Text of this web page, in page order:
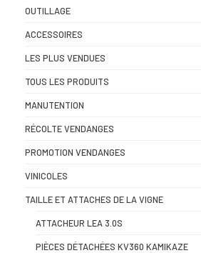
OUTILLAGE
ACCESSOIRES
LES PLUS VENDUES
TOUS LES PRODUITS
MANUTENTION
RÉCOLTE VENDANGES
PROMOTION VENDANGES
VINICOLES
TAILLE ET ATTACHES DE LA VIGNE
ATTACHEUR LEA 3.0S
PIÈCES DÉTACHÉES KV360 KAMIKAZE